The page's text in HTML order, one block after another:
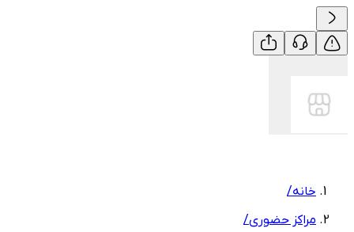
خانه/
مراکز حضوری/